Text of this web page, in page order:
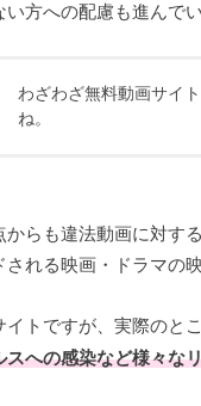
方への配慮も進んでい
わざわざ無料動画サイ
ね。
からも違法動画に対す
れる映画・ドラマの
トですが、実際のと
への感染など様々な